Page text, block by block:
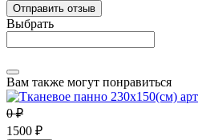
Выбрать
Вам также могут понравиться
0 ₽
1500 ₽